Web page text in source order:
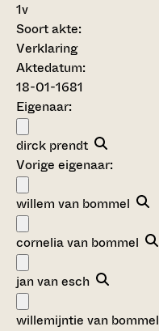
1v
Soort akte:
Verklaring
Aktedatum:
18-01-1681
Eigenaar:
dirck prendt
Vorige eigenaar:
willem van bommel
cornelia van bommel
jan van esch
willemijntie van bommel